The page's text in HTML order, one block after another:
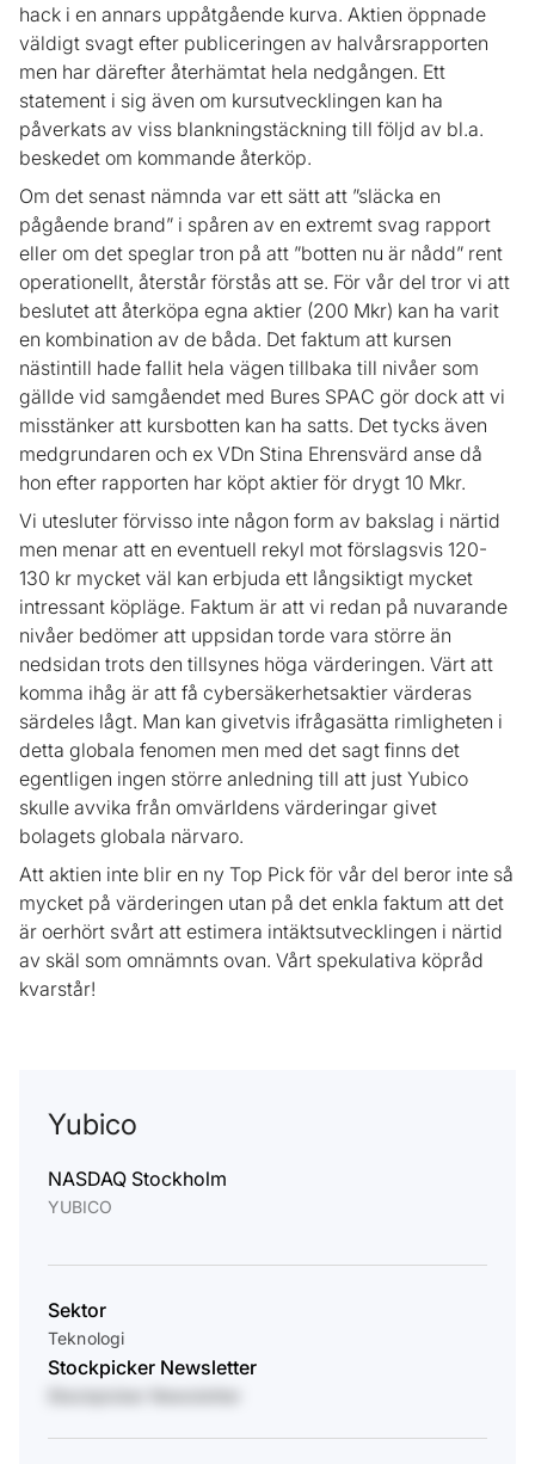
hack i en annars uppåtgående kurva. Aktien öppnade
väldigt svagt efter publiceringen av halvårsrapporten
men har därefter återhämtat hela nedgången. Ett
statement i sig även om kursutvecklingen kan ha
påverkats av viss blankningstäckning till följd av bl.a.
beskedet om kommande återköp.
Om det senast nämnda var ett sätt att ”släcka en
pågående brand” i spåren av en extremt svag rapport
eller om det speglar tron på att ”botten nu är nådd” rent
operationellt, återstår förstås att se. För vår del tror vi att
beslutet att återköpa egna aktier (200 Mkr) kan ha varit
en kombination av de båda. Det faktum att kursen
nästintill hade fallit hela vägen tillbaka till nivåer som
gällde vid samgåendet med Bures SPAC gör dock att vi
misstänker att kursbotten kan ha satts. Det tycks även
medgrundaren och ex VDn Stina Ehrensvärd anse då
hon efter rapporten har köpt aktier för drygt 10 Mkr.
Vi utesluter förvisso inte någon form av bakslag i närtid
men menar att en eventuell rekyl mot förslagsvis 120-
130 kr mycket väl kan erbjuda ett långsiktigt mycket
intressant köpläge. Faktum är att vi redan på nuvarande
nivåer bedömer att uppsidan torde vara större än
nedsidan trots den tillsynes höga värderingen. Värt att
komma ihåg är att få cybersäkerhetsaktier värderas
särdeles lågt. Man kan givetvis ifrågasätta rimligheten i
detta globala fenomen men med det sagt finns det
egentligen ingen större anledning till att just Yubico
skulle avvika från omvärldens värderingar givet
bolagets globala närvaro.
Att aktien inte blir en ny Top Pick för vår del beror inte så
mycket på värderingen utan på det enkla faktum att det
är oerhört svårt att estimera intäktsutvecklingen i närtid
av skäl som omnämnts ovan. Vårt spekulativa köpråd
kvarstår!
Yubico
NASDAQ Stockholm
YUBICO
Sektor
Teknologi
Stockpicker Newsletter